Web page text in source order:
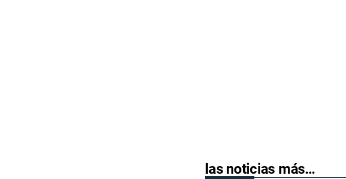
las noticias más…